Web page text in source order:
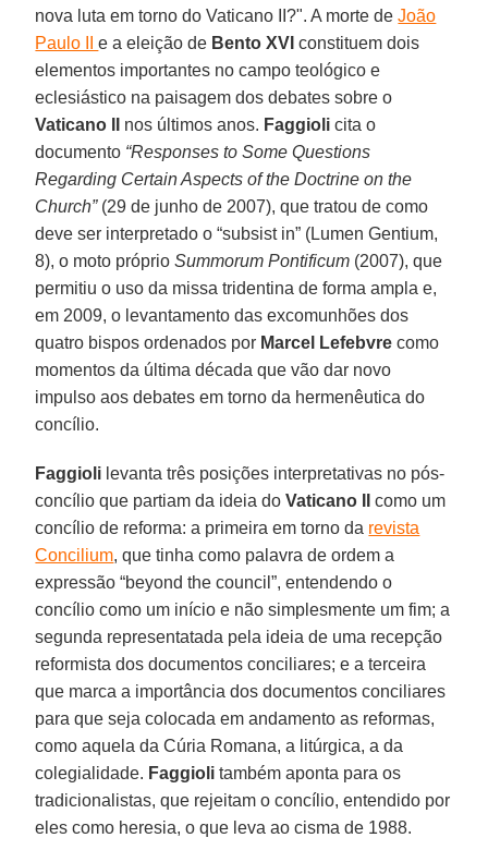
nova luta em torno do Vaticano II?". A morte deJoão
Paulo IIe a eleição de Bento XVI constituem dois
elementos importantes no campo teológico e
eclesiástico na paisagem dos debates sobre o
Vaticano II
nos últimos anos. Faggiolicita o
documento “Responses to Some Questions
Regarding Certain Aspects of the Doctrine on the
Church” (29 de junho de 2007), que tratou de como
deve ser interpretado o “subsist in” (Lumen Gentium,
8), o moto próprioSummorum Pontificum (2007), que
permitiu o uso da missa tridentina de forma ampla e,
em 2009, o levantamento das excomunhões dos
quatro bispos ordenados por Marcel Lefebvrecomo
momentos da última década que vão dar novo
impulso aos debates em torno da hermenêutica do
concílio.
Faggioli levanta três posições interpretativas no pós-
concílio que partiam da ideia doVaticano II
como um
concílio de reforma: a primeira em torno da revista
Concilium, que tinha como palavra de ordem a
expressão “beyond the council”, entendendo o
concílio como um início e não simplesmente um fim; a
segunda representatada pela ideia de uma recepção
reformista dos documentos conciliares; e a terceira
que marca a importância dos documentos conciliares
para que seja colocada em andamento as reformas,
como aquela da Cúria Romana, a litúrgica, a da
colegialidade. Faggiolitambém aponta para os
tradicionalistas, que rejeitam o concílio, entendido por
eles como heresia, o que leva ao cisma de 1988.